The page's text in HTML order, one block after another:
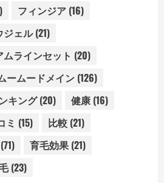
フィンジア (16)
ジェル(21)
ラインセット (20)
ームードメイン (126)
キング(20) 健康 (16)
ミ (15) 比較 (21)
(71) 育毛効果 (21)
(23)